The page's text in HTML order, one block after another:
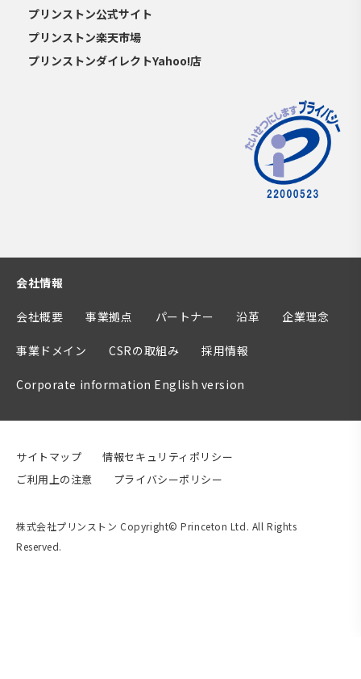
プリンストン公式サイト
プリンストン楽天市場
プリンストンダイレクトYahoo!店
会社情報
会社概要 事業拠点 パートナー 沿革 企業理念
事業ドメイン CSRの取組み 採用情報
Corporate information English version
サイトマップ
情報セキュリティポリシー
ご利用上の注意
プライバシーポリシー
株式会社プリンストン Copyright© Princeton Ltd. All Rights
Reserved.